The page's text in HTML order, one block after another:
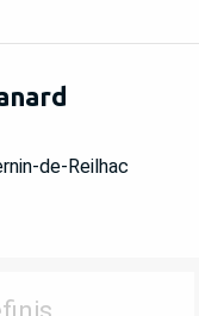
de-Reilhac